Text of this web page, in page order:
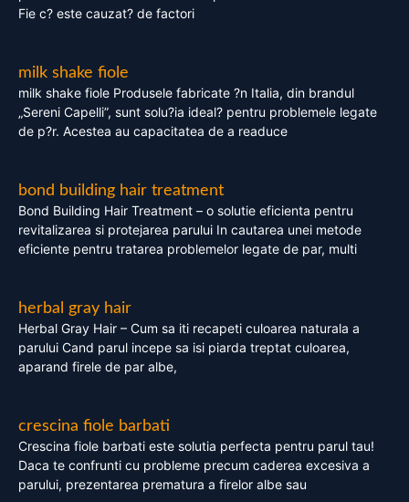
Fie c? este cauzat? de factori
milk shake fiole
milk shake fiole Produsele fabricate ?n Italia, din brandul
„Sereni Capelli”, sunt solu?ia ideal? pentru problemele legate
de p?r. Acestea au capacitatea de a readuce
bond building hair treatment
Bond Building Hair Treatment – o solutie eficienta pentru
revitalizarea si protejarea parului In cautarea unei metode
eficiente pentru tratarea problemelor legate de par, multi
herbal gray hair
Herbal Gray Hair – Cum sa iti recapeti culoarea naturala a
parului Cand parul incepe sa isi piarda treptat culoarea,
aparand firele de par albe,
crescina fiole barbati
Crescina fiole barbati este solutia perfecta pentru parul tau!
Daca te confrunti cu probleme precum caderea excesiva a
parului, prezentarea prematura a firelor albe sau